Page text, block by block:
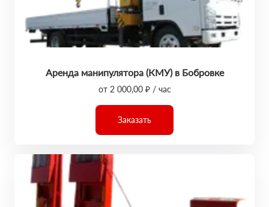
Аренда манипулятора (КМУ) в Бобровке
от 2 000,00 ₽ / час
Заказать